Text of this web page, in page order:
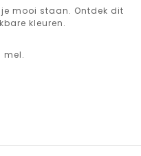
je mooi staan. Ontdek dit
kleuren.
mel.